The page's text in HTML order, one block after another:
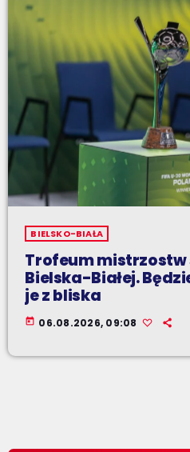
BIELSKO-BIAŁA
Trofeum mistrzostw
Bielska-Białej.
je z bliska
today 06.08.2026, 09:08